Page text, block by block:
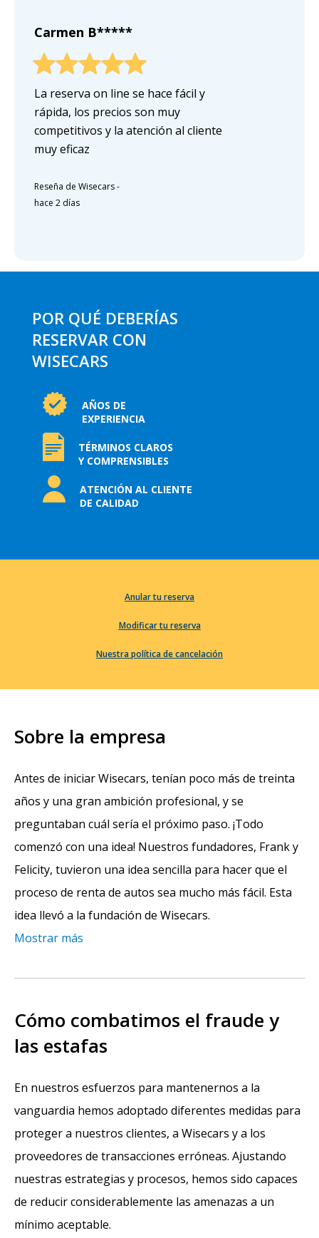
Carmen B*****
La reserva on line se hace fácil y
rápida, los precios son muy
competitivos y la atención al cliente
muy eficaz
Reseña de Wisecars-
hace 2 días
POR QUÉ DEBERÍAS
RESERVAR CON
WISECARS
AÑOS DE
EXPERIENCIA
TÉRMINOS CLAROS
Y COMPRENSIBLES
ATENCIÓN AL CLIENTE
DE CALIDAD
Anular tu reserva
Modificar tu reserva
Nuestra política de cancelación
Sobre la empresa
Antes de iniciar Wisecars, tenían poco más de treinta
años y una gran ambición profesional, y se
preguntaban cuál sería el próximo paso. ¡Todo
comenzó con una idea! Nuestros fundadores, Frank y
Felicity, tuvieron una idea sencilla para hacer que el
proceso de renta de autos sea mucho más fácil. Esta
idea llevó a la fundación de Wisecars.
Mostrar más
Cómo combatimos el fraude y
las estafas
En nuestros esfuerzos para mantenernos a la
vanguardia hemos adoptado diferentes medidas para
proteger a nuestros clientes, a Wisecars y a los
proveedores de transacciones erróneas. Ajustando
nuestras estrategias y procesos, hemos sido capaces
de reducir considerablemente las amenazas a un
mínimo aceptable.